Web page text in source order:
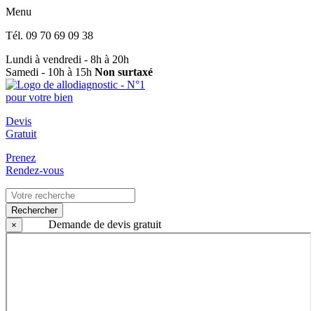
Menu
Tél. 09 70 69 09 38
Lundi à vendredi - 8h à 20h
Samedi - 10h à 15h Non surtaxé
Devis
Gratuit
Prenez
Rendez-vous
Rechercher
×
Demande de devis gratuit